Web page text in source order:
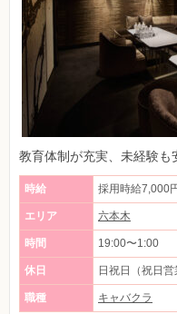
教育体制が充実、未経験も
時給 採用時給7,000
エリア 六本木
時間 19:00〜1:00
休日 日祝日（祝日営
職種 キャバクラ